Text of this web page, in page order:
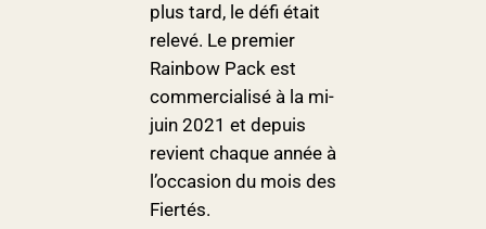
plus tard, le défi était
relevé. Le premier
Rainbow Pack est
commercialisé à la mi-
juin 2021 et depuis
revient chaque année à
l’occasion du mois des
Fiertés.